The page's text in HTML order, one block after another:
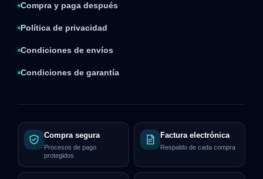
Compra y paga después
Política de privacidad
Condiciones de envíos
Condiciones de garantía
Compra segura
Procesos de pago
protegidos
Factura electrónica
Respaldo de cada compra